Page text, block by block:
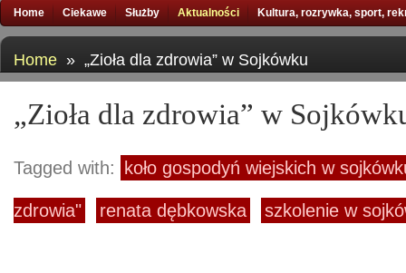
Home Ciekawe Służby Aktualności Kultura, rozrywka, sport,
Home » „Zioła dla zdrowia” w Sojkówku
„Zioła dla zdrowia” w
Tagged with: koło gospodyń wiejskich w
zdrowia" renata dębkowska szkolenie w